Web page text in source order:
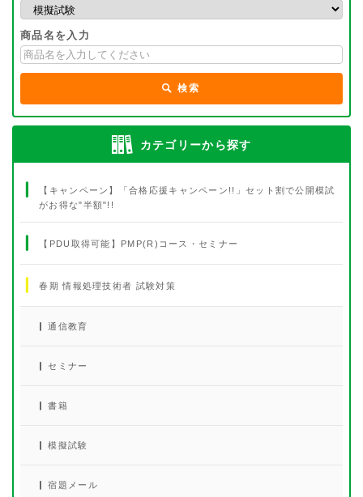
商品名を入力
検索
カテゴリーから探す
【キャンペーン】「合格応援キャンペーン!!」セット割で公開模試
がお得な"半額"!!
【PDU取得可能】PMP(R)コース・セミナー
春期 情報処理技術者 試験対策
通信教育
セミナー
書籍
模擬試験
宿題メール